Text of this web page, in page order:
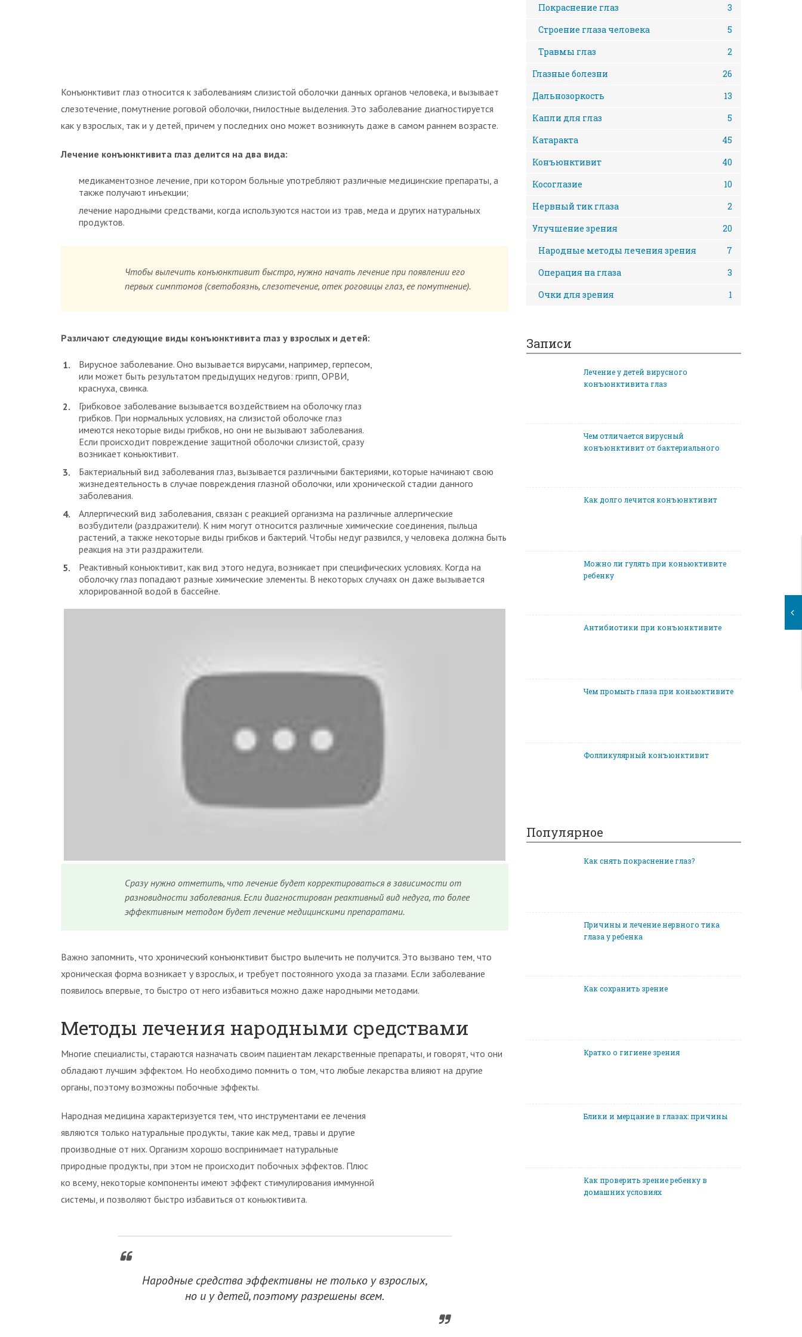
Конъюнктивит глаз относится к заболеваниям слизистой оболочки данных органов человека, и вызывает
слезотечение, помутнение роговой оболочки, гнилостные выделения. Это заболевание диагностируется
как у взрослых, так и у детей, причем у последних оно может возникнуть даже в самом раннем возрасте.
Лечение конъюнктивита глаз делится на два вида:
медикаментозное лечение, при котором больные употребляют различные медицинские препараты, а
также получают инъекции;
лечение народными средствами, когда используются настои из трав, меда и других натуральных
продуктов.
Чтобы вылечить конъюнктивит быстро, нужно начать лечение при появлении его
первых симптомов (светобоязнь, слезотечение, отек роговицы глаз, ее помутнение).
Различают следующие виды конъюнктивита глаз у взрослых и детей:
Вирусное заболевание. Оно вызывается вирусами, например, герпесом,
или может быть результатом предыдущих недугов: грипп, ОРВИ,
краснуха, свинка.
Грибковое заболевание вызывается воздействием на оболочку глаз
грибков. При нормальных условиях, на слизистой оболочке глаз
имеются некоторые виды грибков, но они не вызывают заболевания.
Если происходит повреждение защитной оболочки слизистой, сразу
возникает коньюктивит.
Бактериальный вид заболевания глаз, вызывается различными бактериями, которые начинают свою
жизнедеятельность в случае повреждения глазной оболочки, или хронической стадии данного
заболевания.
Аллергический вид заболевания, связан с реакцией организма на различные аллергические
возбудители (раздражители). К ним могут относится различные химические соединения, пыльца
растений, а также некоторые виды грибков и бактерий. Чтобы недуг развился, у человека должна быть
реакция на эти раздражители.
Реактивный коньюктивит, как вид этого недуга, возникает при специфических условиях. Когда на
оболочку глаз попадают разные химические элементы. В некоторых случаях он даже вызывается
хлорированной водой в бассейне.
Сразу нужно отметить, что лечение будет корректироваться в зависимости от
разновидности заболевания. Если диагностирован реактивный вид недуга, то более
эффективным методом будет лечение медицинскими препаратами.
Важно запомнить, что хронический конъюнктивит быстро вылечить не получится. Это вызвано тем, что
хроническая форма возникает у взрослых, и требует постоянного ухода за глазами. Если заболевание
появилось впервые, то быстро от него избавиться можно даже народными методами.
Методы лечения народными средствами
Многие специалисты, стараются назначать своим пациентам лекарственные препараты, и говорят, что они
обладают лучшим эффектом. Но необходимо помнить о том, что любые лекарства влияют на другие
органы, поэтому возможны побочные эффекты.
Народная медицина характеризуется тем, что инструментами ее лечения
являются только натуральные продукты, такие как мед, травы и другие
производные от них. Организм хорошо воспринимает натуральные
природные продукты, при этом не происходит побочных эффектов. Плюс
ко всему, некоторые компоненты имеют эффект стимулирования иммунной
системы, и позволяют быстро избавиться от коньюктивита.
Народные средства эффективны не только у взрослых,
но и у детей, поэтому разрешены всем.
Покраснение глаз
3
Строение глаза человека
5
Травмы глаз
2
Глазные болезни
26
Дальнозоркость
13
Капли для глаз
5
Катаракта
45
Конъюнктивит
40
Косоглазие
10
Нервный тик глаза
2
Улучшение зрения
20
Народные методы лечения зрения
7
Операция на глаза
3
Очки для зрения
1
Записи
Лечение у детей вирусного
конъюнктивита глаз
Чем отличается вирусный
конъюнктивит от бактериального
Как долго лечится конъюнктивит
Можно ли гулять при коньюктивите
ребенку
Антибиотики при конъюнктивите
Чем промыть глаза при коньюктивите
Фолликулярный конъюнктивит
Популярное
Как снять покраснение глаз?
Причины и лечение нервного тика
глаза у ребенка
Как сохранить зрение
Кратко о гигиене зрения
Блики и мерцание в глазах: причины
Как проверить зрение ребенку в
домашних условиях